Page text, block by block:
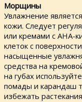
Морщины
Увлажнение
кожи. Следует
или кремами с АНА-
клеток с
насыщенные
средства на
на губах
помады и карандаш
избежать